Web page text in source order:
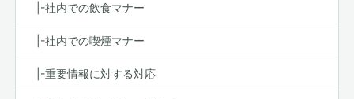
|-社内での飲食マナー
|-社内での喫煙マナー
|-重要情報に対する対応